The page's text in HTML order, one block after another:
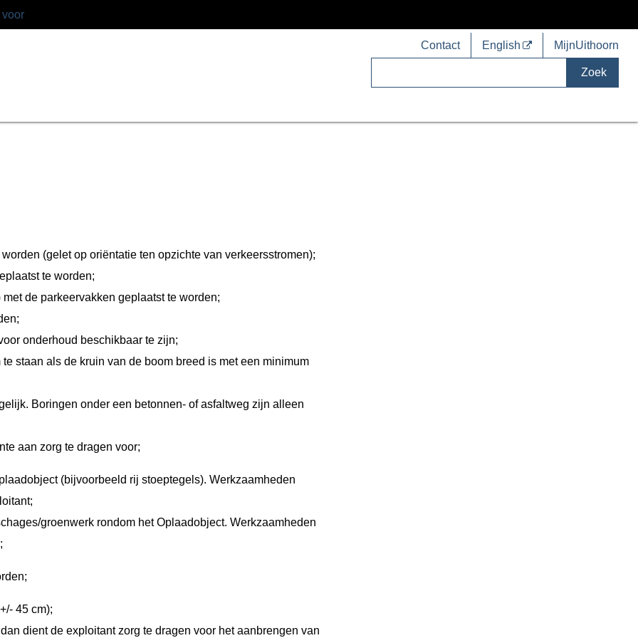
Contact English MijnUithoorn
Zoek
(gelet op oriëntatie ten opzichte van verkeersstromen);
te worden;
de parkeervakken geplaatst te worden;
onderhoud beschikbaar te zijn;
staan als de kruin van de boom breed is met een minimum
Boringen onder een betonnen- of asfaltweg zijn alleen
aan zorg te dragen voor;
(bijvoorbeeld rij stoeptegels). Werkzaamheden
groenwerk rondom het Oplaadobject. Werkzaamheden
45 cm);
dient de exploitant zorg te dragen voor het aanbrengen van